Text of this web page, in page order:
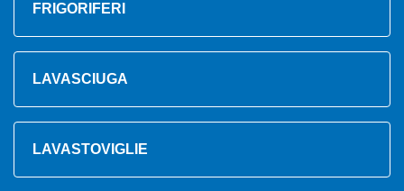
FRIGORIFERI
LAVASCIUGA
LAVASTOVIGLIE